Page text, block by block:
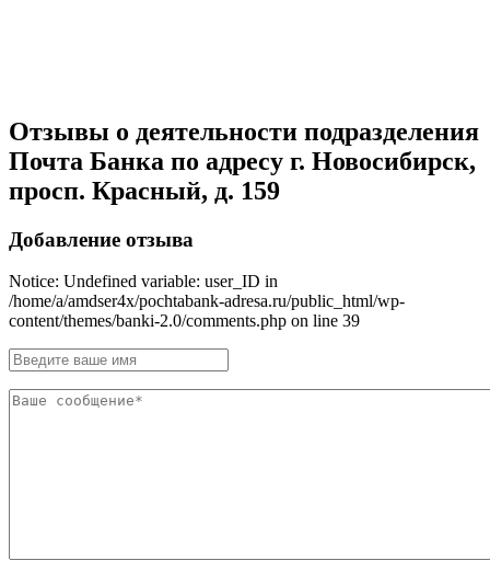
Отзывы о деятельности подразделения
Почта Банка по адресу г. Новосибирск,
просп. Красный, д. 159
Добавление отзыва
Notice: Undefined variable: user_ID in
/home/a/amdser4x/pochtabank-adresa.ru/public_html/wp-
content/themes/banki-2.0/comments.php on line 39